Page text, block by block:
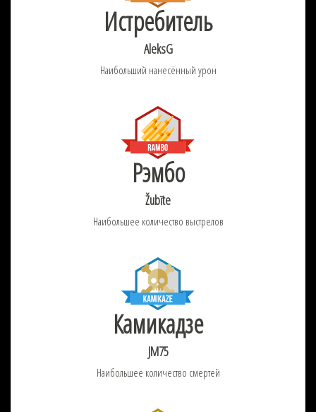
Истребитель
AleksG
Наибольший нанесённый урон
Рэмбо
Žubīte
Наибольшее количество выстрелов
Камикадзе
JM75
Наибольшее количество смертей